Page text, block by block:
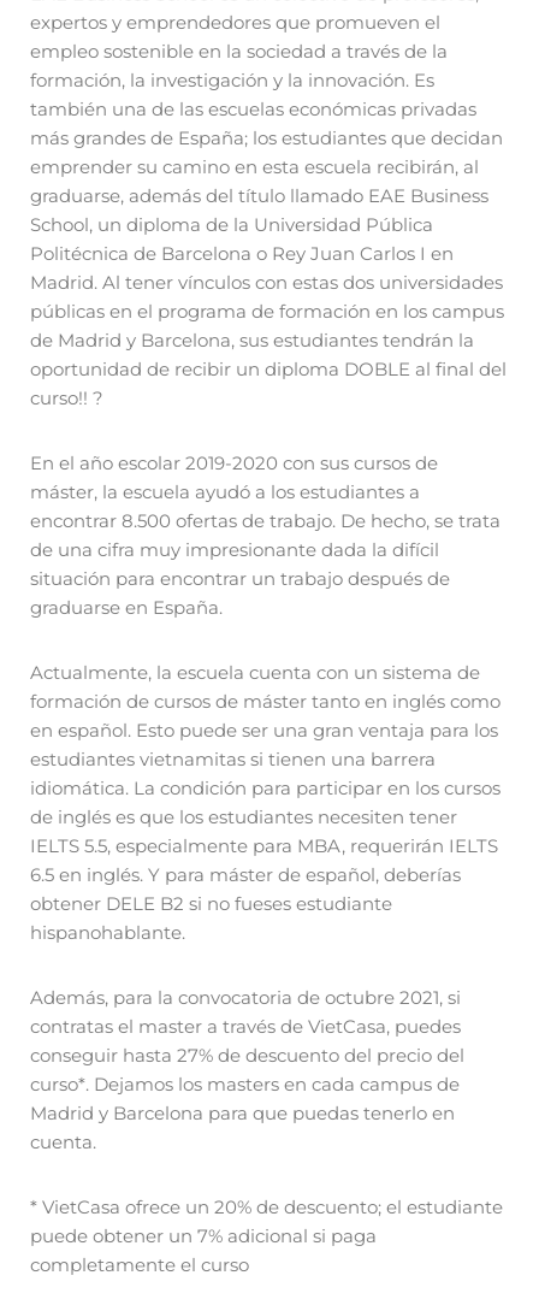
expertos y emprendedores que promueven el
empleo sostenible en la sociedad a través de la
formación, la investigación y la innovación. Es
también una de las escuelas económicas privadas
más grandes de España; los estudiantes que decidan
emprender su camino en esta escuela recibirán, al
graduarse, además del título llamado EAE Business
School, un diploma de la Universidad Pública
Politécnica de Barcelona o Rey Juan Carlos I en
Madrid. Al tener vínculos con estas dos universidades
públicas en el programa de formación en los campus
de Madrid y Barcelona, sus estudiantes tendrán la
oportunidad de recibir un diploma DOBLE al final del
curso!! ?
En el año escolar 2019-2020 con sus cursos de
máster, la escuela ayudó a los estudiantes a
encontrar 8.500 ofertas de trabajo. De hecho, se trata
de una cifra muy impresionante dada la difícil
situación para encontrar un trabajo después de
graduarse en España.
Actualmente, la escuela cuenta con un sistema de
formación de cursos de máster tanto en inglés como
en español. Esto puede ser una gran ventaja para los
estudiantes vietnamitas si tienen una barrera
idiomática. La condición para participar en los cursos
de inglés es que los estudiantes necesiten tener
IELTS 5.5, especialmente para MBA, requerirán IELTS
6.5 en inglés. Y para máster de español, deberías
obtener DELE B2 si no fueses estudiante
hispanohablante.
Además, para la convocatoria de octubre 2021, si
contratas el master a través de VietCasa, puedes
conseguir hasta 27% de descuento del precio del
curso*. Dejamos los masters en cada campus de
Madrid y Barcelona para que puedas tenerlo en
cuenta.
* VietCasa ofrece un 20% de descuento; el estudiante
puede obtener un 7% adicional si paga
completamente el curso